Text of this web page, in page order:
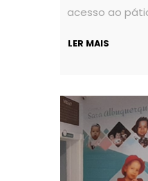
acesso ao
LER MAIS